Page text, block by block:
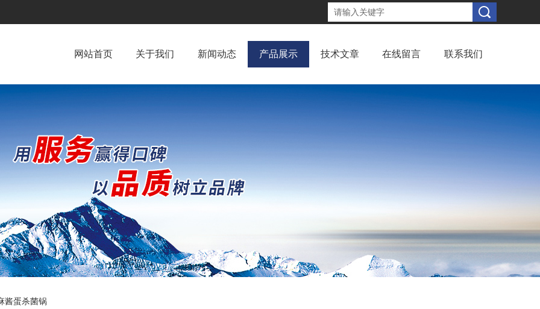
网站首页 关于我们 新闻动态 产品展示 技术文章 在线留言 联系我们
酱蛋杀菌锅